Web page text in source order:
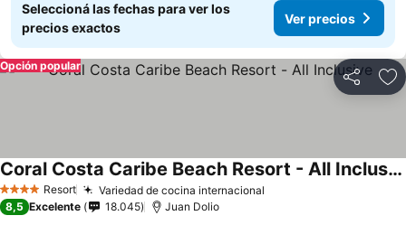
Seleccioná las fechas para ver los
precios exactos
Ver precios
Compartir
Opción popular
4 EstrellasResort Variedad de cocina internacional
Coral Costa Caribe Beach Resort - All Inclusive
Ver precios
8,5 Excelente 18.045 Juan Dolio